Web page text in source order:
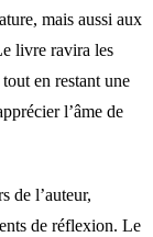
mais aussi aux
livre ravira les
en restant une
l’âme de
de l’auteur,
de réflexion. Le